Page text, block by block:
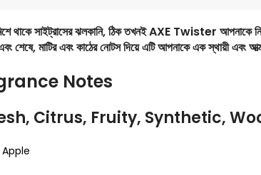
থাকে সাইট্রাসের ঝলকানি, ঠিক তখনই AXE Twister আপনাকে
মাটির এবং কাঠের নোটস দিয়ে এটি আপনাকে এক স্থায়ী এবং
Notes
Citrus, Fruity, Synthetic,
Apple